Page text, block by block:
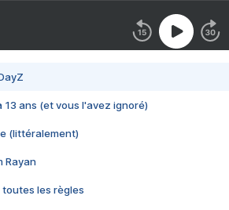
13 ans (et vous l'avez ignoré)
(littéralement)
Rayan
toutes les règles